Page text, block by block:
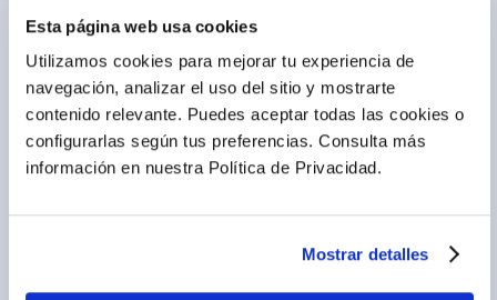
Esta página web usa cookies
Utilizamos cookies para mejorar tu experiencia de
navegación, analizar el uso del sitio y mostrarte
contenido relevante. Puedes aceptar todas las cookies o
configurarlas según tus preferencias. Consulta más
información en nuestra Política de Privacidad.
Mostrar detalles
Trabaja con nosotros
Ventas corporativas
Contáctanos
Locales
Delivery
LEGAL
Términos y condiciones
CALL CENTER
(01) 417-1800